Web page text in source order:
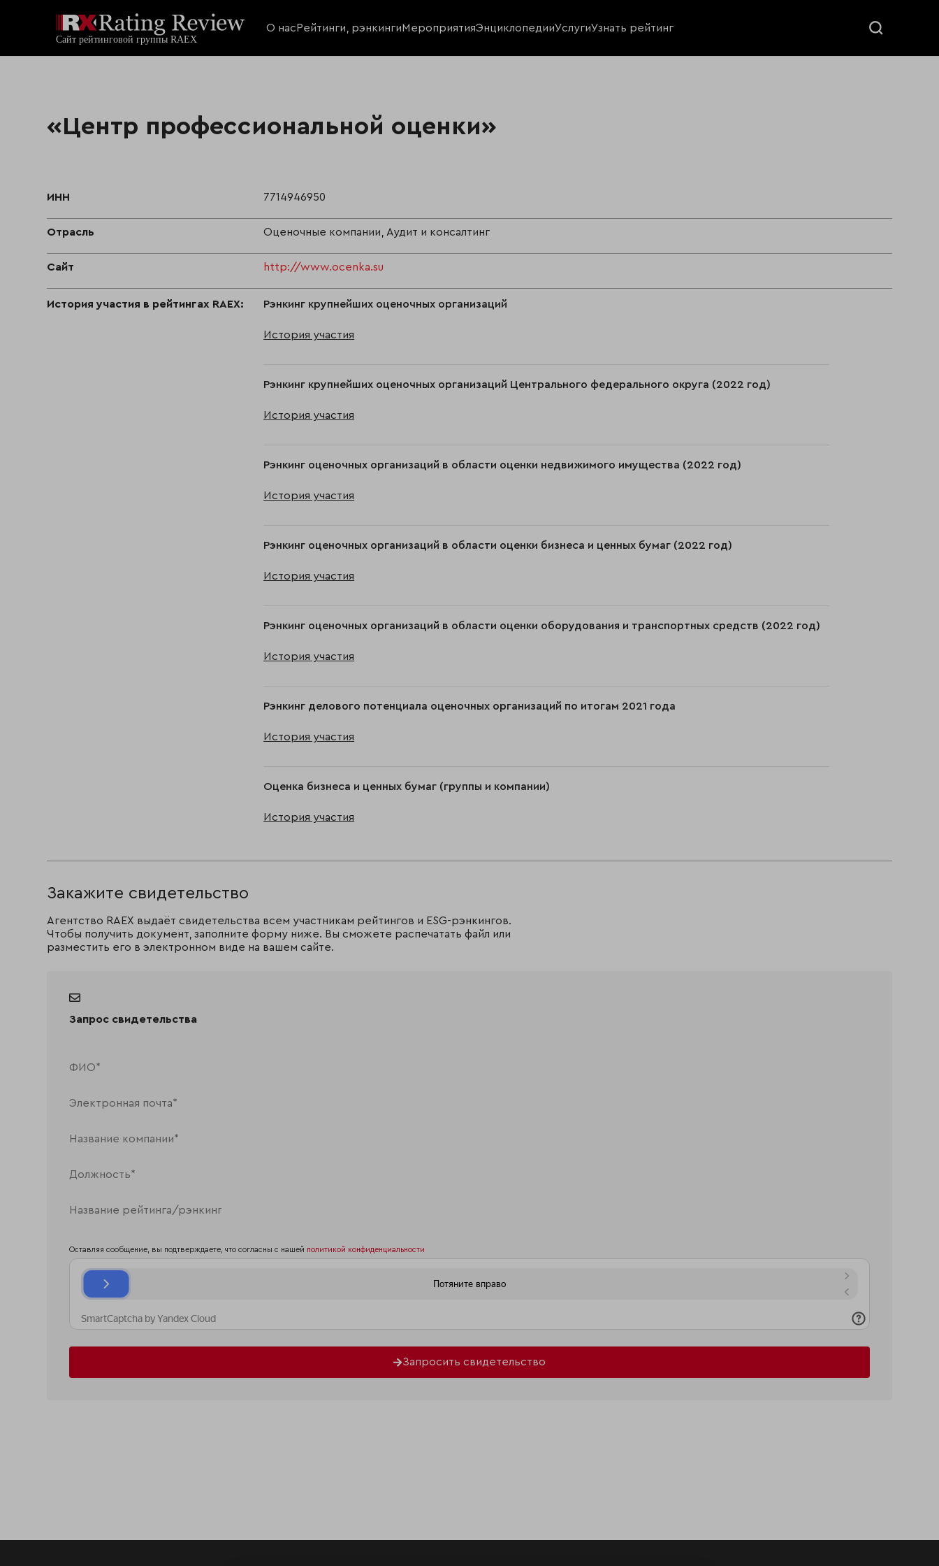
О нас Рейтинги, рэнкингиМероприятияЭнциклопедииУслугиУзнать рейтинг
«Центр профессиональной оценки»
ИНН 7714946950
Отрасль Оценочные компании, Аудит и консалтинг
Сайт http://www.ocenka.su
История участия в рейтингах RAEX: Рэнкинг крупнейших оценочных организаций
История участия
Рэнкинг крупнейших оценочных организаций Центрального федерального округа (2022 год)
История участия
Рэнкинг оценочных организаций в области оценки недвижимого имущества (2022 год)
История участия
Рэнкинг оценочных организаций в области оценки бизнеса и ценных бумаг (2022 год)
История участия
Рэнкинг оценочных организаций в области оценки оборудования и транспортных средств (2022 год)
История участия
Рэнкинг делового потенциала оценочных организаций по итогам 2021 года
История участия
Оценка бизнеса и ценных бумаг (группы и компании)
История участия
Закажите свидетельство
Агентство RAEX выдаёт свидетельства всем участникам рейтингов и ESG-рэнкингов.
Чтобы получить документ, заполните форму ниже. Вы сможете распечатать файл или
разместить его в электронном виде на вашем сайте.
Запрос свидетельства
Оставляя сообщение, вы подтверждаете, что согласны с нашей политикой конфиденциальности
Запросить свидетельство